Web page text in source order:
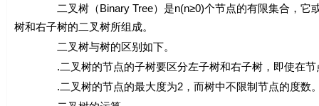
二叉树（Binary Tree）是n(n≥0)个节点的有限集合，它
树和右子树的二叉树所组成。
二叉树与树的区别如下。
.二叉树的节点的子树要区分左子树和右子树，即使在节点
.二叉树的节点的最大度为2，而树中不限制节点的度数